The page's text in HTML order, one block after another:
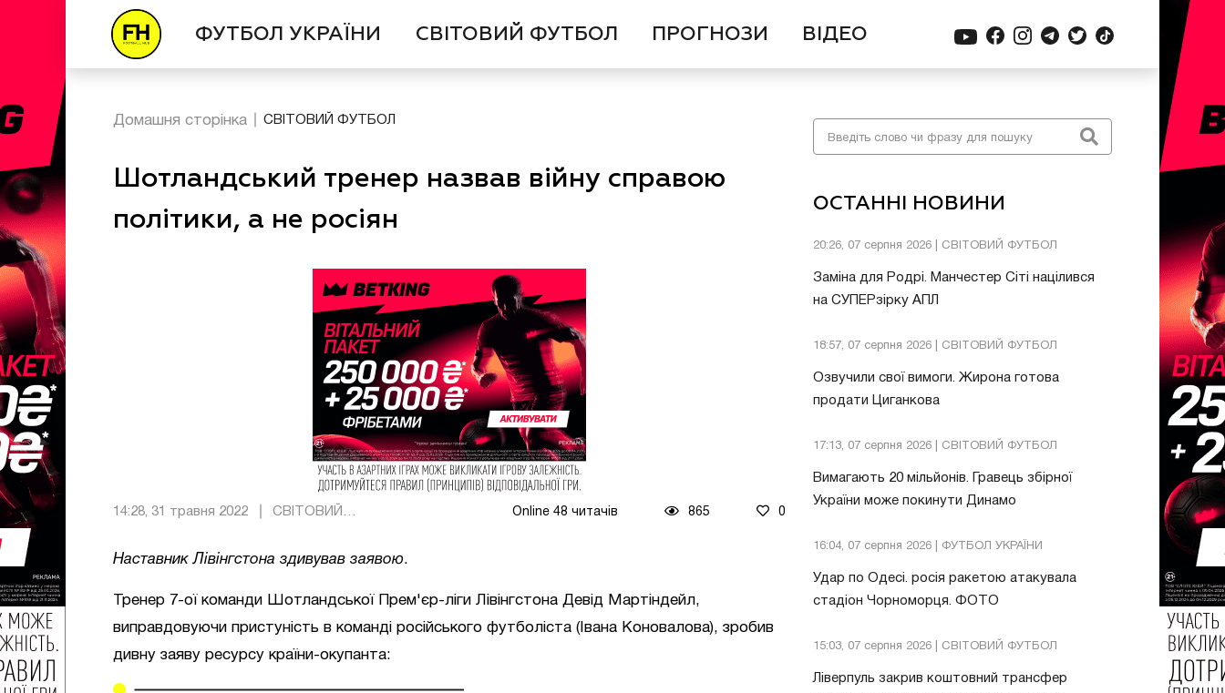
ФУТБОЛ УКРАЇНИ СВІТОВИЙ ФУТБОЛ ПРОГНОЗИ ВІДЕО
ОСТАННІ НОВИНИ
20:26, 07 серпня 2026 | СВІТОВИЙ ФУТБОЛ
Заміна для Родрі. Манчестер Сіті націлився
на СУПЕРзірку АПЛ
18:57, 07 серпня 2026 | СВІТОВИЙ ФУТБОЛ
Озвучили свої вимоги. Жирона готова
продати Циганкова
17:13, 07 серпня 2026 | СВІТОВИЙ ФУТБОЛ
Вимагають 20 мільйонів. Гравець збірної
України може покинути Динамо
16:04, 07 серпня 2026 | ФУТБОЛ УКРАЇНИ
Удар по Одесі. росія ракетою атакувала
стадіон Чорноморця. ФОТО
15:03, 07 серпня 2026 | СВІТОВИЙ ФУТБОЛ
Ліверпуль закрив коштовний трансфер
Домашня сторінка СВІТОВИЙ ФУТБОЛ
Шотландський тренер назвав війну справою
політики, а не росіян
14:28, 31 травня 2022 Online 48 читачів 865 0
Наставник Лівінгстона здивував заявою.
Тренер 7-ої команди Шотландської Прем'єр-ліги Лівінгстона Девід Мартіндейл,
виправдовуючи пристуність в команді російського футболіста (Івана Коновалова), зробив
дивну заяву ресурсу країни-окупанта: